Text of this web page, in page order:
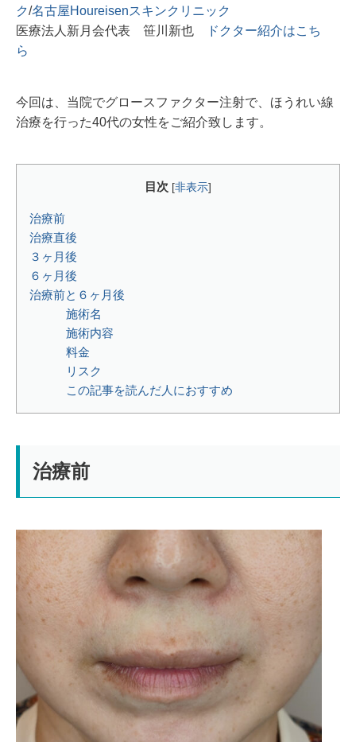
ク/名古屋Houreisenスキンクリニック
医療法人新月会代表 笹川新也
ドクター紹介はこち
ら
今回は、当院でグロースファクター注射で、ほうれい線
治療を行った40代の女性をご紹介致します。
目次 [非表示]
治療前
治療直後
３ヶ月後
６ヶ月後
治療前と６ヶ月後
施術名⁡
施術内容⁡⁡⁡
料金⁡
リスク⁡
この記事を読んだ人におすすめ
治療前